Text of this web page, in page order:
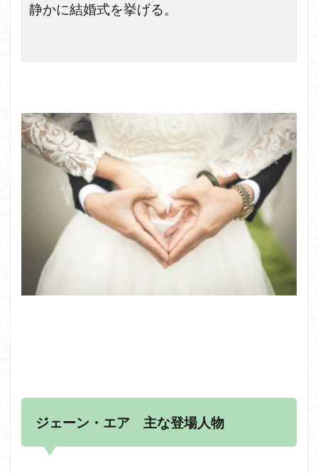
静かに結婚式を挙げる。
ジェーン・エア 主な登場人物